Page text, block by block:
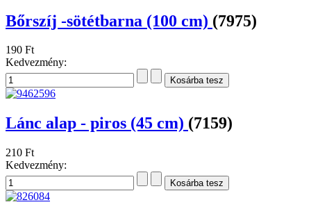
Bőrszíj -sötétbarna (100 cm) (7975)
190 Ft
Kedvezmény:
Lánc alap - piros (45 cm) (7159)
210 Ft
Kedvezmény: